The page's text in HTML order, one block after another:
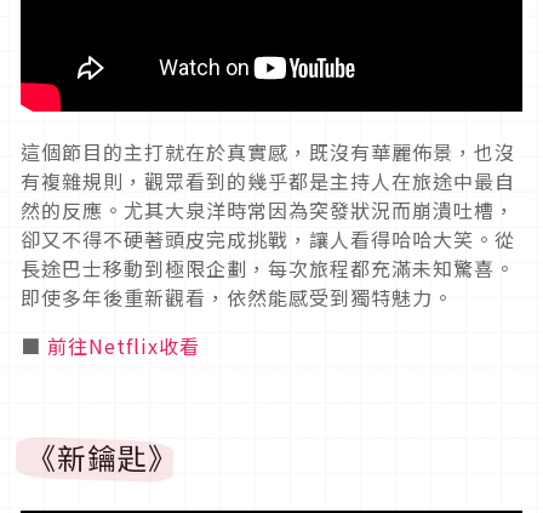
這個節目的主打就在於真實感，既沒有華麗佈景，也沒
有複雜規則，觀眾看到的幾乎都是主持人在旅途中最自
然的反應。尤其大泉洋時常因為突發狀況而崩潰吐槽，
卻又不得不硬著頭皮完成挑戰，讓人看得哈哈大笑。從
長途巴士移動到極限企劃，每次旅程都充滿未知驚喜。
即使多年後重新觀看，依然能感受到獨特魅力。
■ 前往Netflix收看
《新鑰匙》